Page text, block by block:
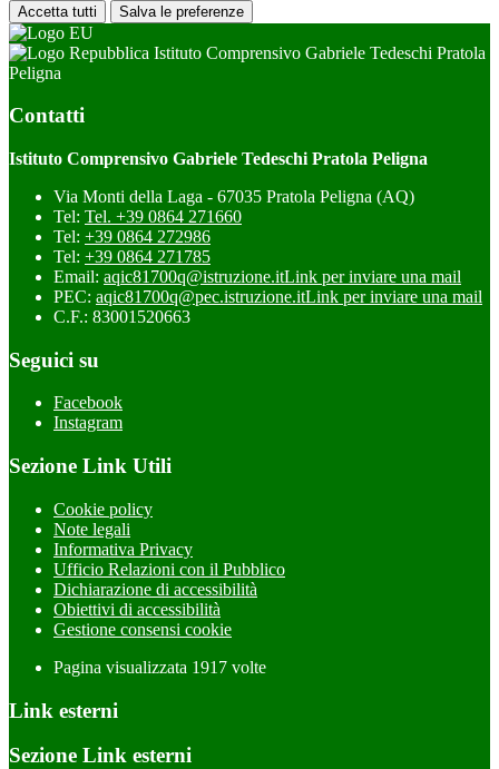
Accetta tutti Salva le preferenze
Istituto Comprensivo Gabriele Tedeschi Pratola
Peligna
Contatti
Istituto Comprensivo Gabriele Tedeschi Pratola Peligna
Via Monti della Laga - 67035 Pratola Peligna (AQ)
Tel: Tel. +39 0864 271660
Tel: +39 0864 272986
Tel: +39 0864 271785
Email: aqic81700q@istruzione.itLink per inviare una mail
PEC: aqic81700q@pec.istruzione.itLink per inviare una mail
C.F.: 83001520663
Seguici su
Facebook
Instagram
Sezione Link Utili
Cookie policy
Note legali
Informativa Privacy
Ufficio Relazioni con il Pubblico
Dichiarazione di accessibilità
Obiettivi di accessibilità
Gestione consensi cookie
Pagina visualizzata 1917 volte
Link esterni
Sezione Link esterni